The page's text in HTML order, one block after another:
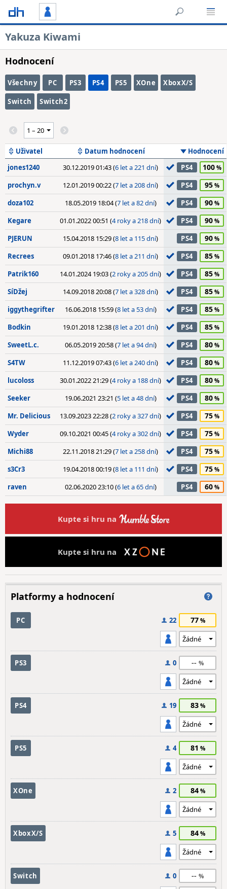
Yakuza Kiwami
Hodnocení
Všechny PC PS3 PS4 PS5 XOne XboxX/S
Switch Switch2
Uživatel Datum hodnocení
Hodnocení
jones1240
30.12.2019 01:43 (6 let a 221 dní) PS4 100
prochyn.v 12.01.2019 00:22 (7 let a 208 dní) PS4 95
doza102 18.05.2019 18:04 (7 let a 82 dní) PS4 90
Kegare 01.01.2022 00:51 (4 roky a 218 dní) PS4 90
PJERUN 15.04.2018 15:29 (8 let a 115 dní) PS4 90
Recrees 09.01.2018 17:46 (8 let a 211 dní) PS4 85
Patrik160 14.01.2024 19:03 (2 roky a 205 dní) PS4 85
SíDžej 14.09.2018 20:08 (7 let a 328 dní) PS4 85
iggythegrifter 16.06.2018 15:59 (8 let a 53 dní) PS4 85
Bodkin 19.01.2018 12:38 (8 let a 201 dní) PS4 85
SweetL.c. 06.05.2019 20:58 (7 let a 94 dní) PS4 80
S4TW 11.12.2019 07:43 (6 let a 240 dní) PS4 80
lucoloss 30.01.2022 21:29 (4 roky a 188 dní) PS4 80
Seeker 19.06.2021 23:21 (5 let a 48 dní) PS4 80
Mr. Delicious 13.09.2023 22:28 (2 roky a 327 dní) PS4 75
Wyder 09.10.2021 00:45 (4 roky a 302 dní) PS4 75
Michi88 22.11.2018 21:29 (7 let a 258 dní) PS4 75
s3Cr3 19.04.2018 00:19 (8 let a 111 dní) PS4 75
raven 02.06.2020 23:10 (6 let a 65 dní) PS4 60
Kupte si hru na
Kupte si hru na
Platformy a hodnocení
PC 22 77
PS3 0 --
PS4 19 83
PS5 4 81
XOne 2 84
XboxX/S 5 84
Switch 0 --